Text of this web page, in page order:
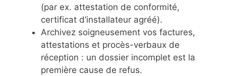
(par ex. attestation de conformité,
certificat d’installateur agréé).
Archivez soigneusement vos factures,
attestations et procès-verbaux de
réception : un dossier incomplet est la
première cause de refus.